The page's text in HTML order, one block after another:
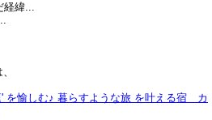
経緯...
愉しむ♪ 暮らすような旅 を叶える宿＿カ